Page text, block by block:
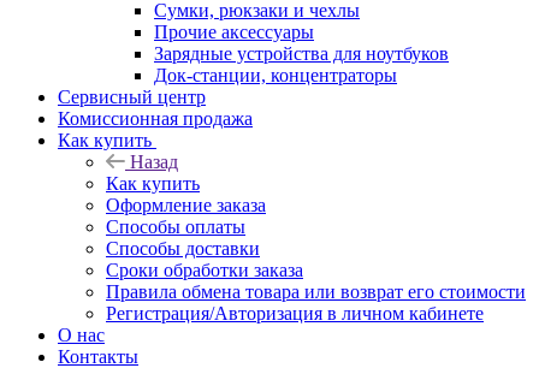
Сумки, рюкзаки и чехлы
Прочие аксессуары
Зарядные устройства для ноутбуков
Док-станции, концентраторы
Сервисный центр
Комиссионная продажа
Как купить
Назад
Как купить
Оформление заказа
Способы оплаты
Способы доставки
Сроки обработки заказа
Правила обмена товара или возврат его стоимости
Регистрация/Авторизация в личном кабинете
О нас
Контакты